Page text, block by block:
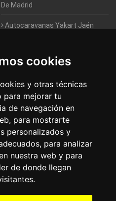
cookies
y otras técnicas
para mejorar tu
de navegación en
para mostrarte
personalizados y
para analizar
nuestra web y para
de donde llegan
De Madrid
Autocaravanas Yakart Jaén
Autocaravanas Yakart Valencia
Autocaravanas Yakart Vitoria